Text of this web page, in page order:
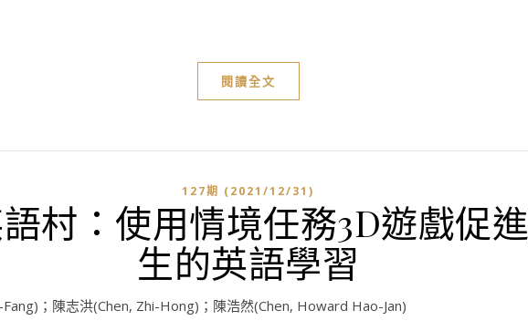
閱讀全文
127期 (2021/12/31)
村：使用情境任務3D遊戲促
生的英語學習
；陳志洪(Chen, Zhi-Hong)；陳浩然(Chen, Howard Hao-Jan)